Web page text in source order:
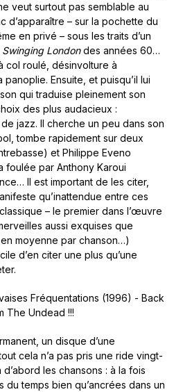
veut surtout pas semblable au
d’apparaître – sur la pochette du
en privé – sous les traits d’un
Swinging Londondes années 60…
col roulé, désinvolture à
Ensuite, et puisqu’il lui
qui traduise pleinement son
des plus audacieux :
jazz. Il cherche un peu dans son
tombe rapidement sur deux
et Philippe Eveno
foulée par Anthony Karoui
Il est important de les citer,
qu’inattendue entre ces
– le premier dans l’œuvre
aussi exquises que
moyenne par chanson…)
d’en citer une plus qu’une
un disque d’une
cela n’a pas pris une ride vingt-
les chansons : à la fois
du temps bien qu’ancrées dans un